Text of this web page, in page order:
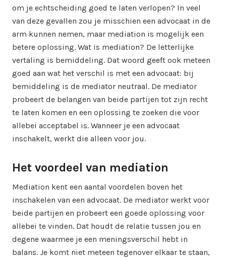
om je echtscheiding goed te laten verlopen? In veel
van deze gevallen zou je misschien een advocaat in de
arm kunnen nemen, maar mediation is mogelijk een
betere oplossing. Wat is mediation? De letterlijke
vertaling is bemiddeling. Dat woord geeft ook meteen
goed aan wat het verschil is met een advocaat: bij
bemiddeling is de mediator neutraal. De mediator
probeert de belangen van beide partijen tot zijn recht
te laten komen en een oplossing te zoeken die voor
allebei acceptabel is. Wanneer je een advocaat
inschakelt, werkt die alleen voor jou.
Het voordeel van mediation
Mediation kent een aantal voordelen boven het
inschakelen van een advocaat. De mediator werkt voor
beide partijen en probeert een goede oplossing voor
allebei te vinden. Dat houdt de relatie tussen jou en
degene waarmee je een meningsverschil hebt in
balans. Je komt niet meteen tegenover elkaar te staan,